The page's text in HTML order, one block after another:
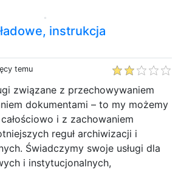
instrukcja
temu
związane z przechowywaniem
dokumentami – to my możemy
i z zachowaniem
reguł archiwizacji i
Świadczymy swoje usługi dla
i instytucjonalnych,